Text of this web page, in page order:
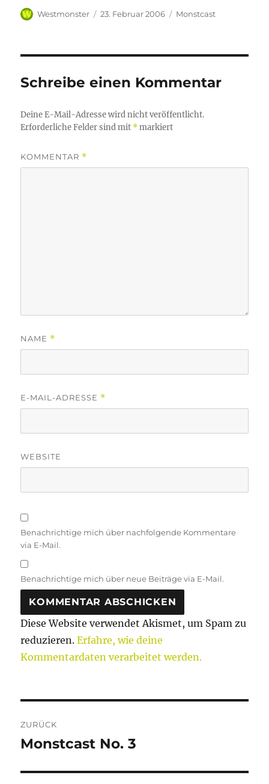
Autor
Westmonster
Veröffentlicht
23. Februar 2006 Kategorien
Monstcast
Schreibe einen Kommentar
Deine E-Mail-Adresse wird nicht veröffentlicht.
Erforderliche Felder sind mit *markiert
KOMMENTAR *
NAME *
E-MAIL-ADRESSE *
WEBSITE
Benachrichtige mich über nachfolgende Kommentare
via E-Mail.
Benachrichtige mich über neue Beiträge via E-Mail.
Diese Website verwendet Akismet, um Spam zu
reduzieren.Erfahre, wie deine
Kommentardaten verarbeitet werden.
ZURÜCK
Vorheriger
Monstcast No. 3